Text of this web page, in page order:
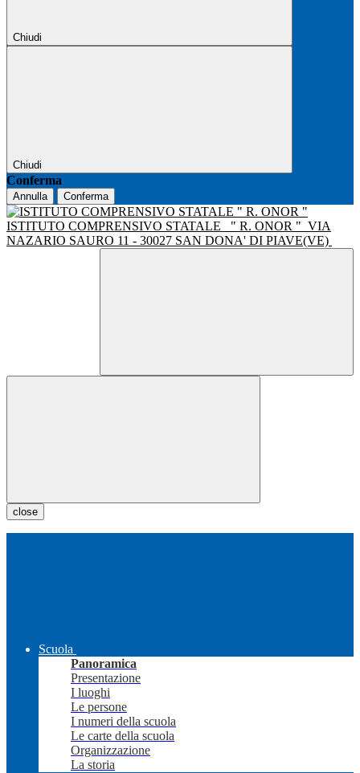
Chiudi
Chiudi
Conferma
Annulla Conferma
ISTITUTO COMPRENSIVO STATALE " R. ONOR " VIA
NAZARIO SAURO 11 - 30027 SAN DONA' DI PIAVE(VE)
close
Scuola
Panoramica
Presentazione
I luoghi
Le persone
I numeri della scuola
Le carte della scuola
Organizzazione
La storia